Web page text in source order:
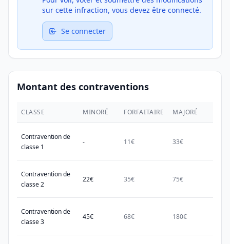
sur cette infraction, vous devez être connecté.
Se connecter
Montant des contraventions
CLASSE MINORÉ FORFAITAIRE MAJORÉ
Contravention de
classe 1
- 11€ 33€
Contravention de
classe 2
22€ 35€ 75€
Contravention de
classe 3
45€ 68€ 180€